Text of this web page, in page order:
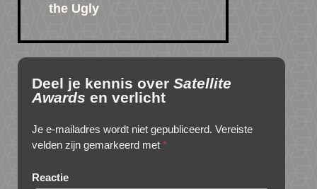
the Ugly
Deel je kennis over Satellite
Awards en verlicht
Je e-mailadres wordt niet gepubliceerd. Vereiste
velden zijn gemarkeerd met *
Reactie